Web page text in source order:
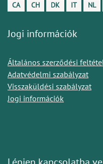
CA CH DK IT NL
Jogi információk
Általános szerződési
Adatvédelmi szabályzat
Visszaküldési szabályzat
Jogi információk